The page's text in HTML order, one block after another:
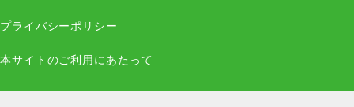
プライバシーポリシー
本サイトのご利用にあたって